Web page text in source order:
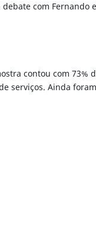
com Fernando
contou com 73%
serviços. Ainda